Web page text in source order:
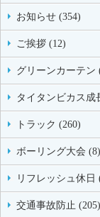
お知らせ (354)
ご挨拶 (12)
グリーンカーテン
タイタンビカス成
トラック (260)
ボーリング大会 (8)
リフレッシュ休日
交通事故防止 (205)